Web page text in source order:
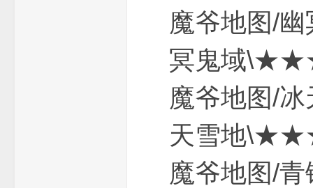
魔爷地
冥鬼
魔爷地
天雪
魔爷地